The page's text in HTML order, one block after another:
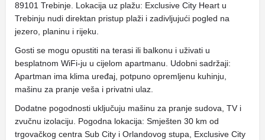
89101 Trebinje. Lokacija uz plažu: Exclusive City Heart u
Trebinju nudi direktan pristup plaži i zadivljujući pogled na
jezero, planinu i rijeku.
Gosti se mogu opustiti na terasi ili balkonu i uživati ​​u
besplatnom WiFi-ju u cijelom apartmanu. Udobni sadržaji:
Apartman ima klima uređaj, potpuno opremljenu kuhinju,
mašinu za pranje veša i privatni ulaz.
Dodatne pogodnosti uključuju mašinu za pranje sudova, TV i
zvučnu izolaciju. Pogodna lokacija: Smješten 30 km od
trgovačkog centra Sub City i Orlandovog stupa, Exclusive City